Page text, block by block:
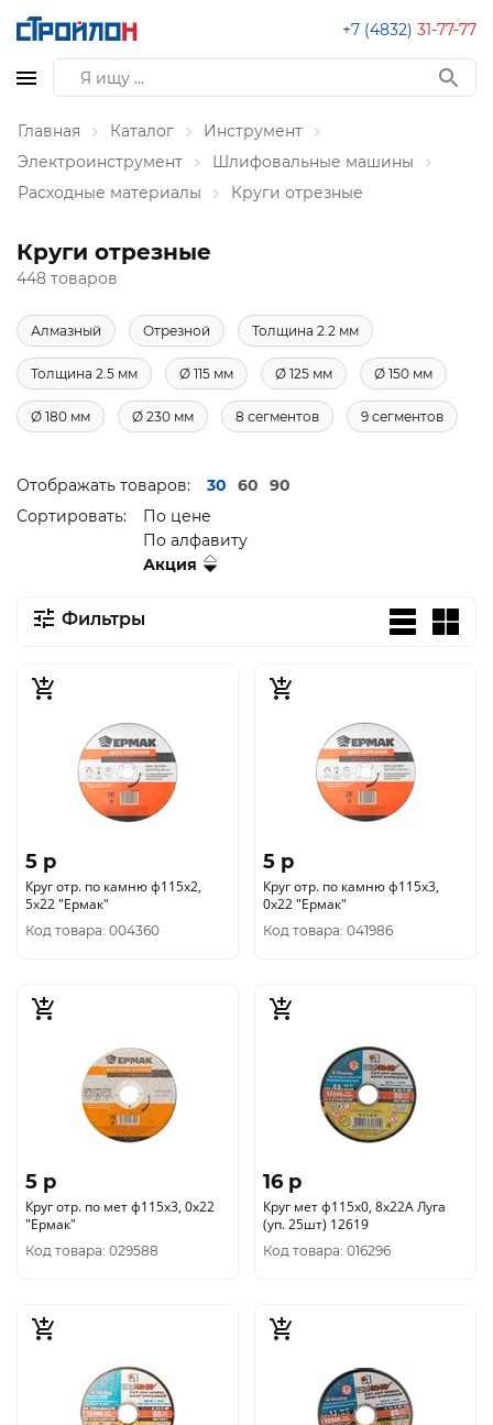
+7 (4832) 31-77-77
Главная Каталог
Инструмент
Электроинструмент
Шлифовальные машины
Расходные материалы
Круги отрезные
Круги отрезные
448 товаров
Алмазный Отрезной Толщина 2.2 мм
Толщина 2.5 мм Ø 115 мм Ø 125 мм Ø 150 мм
Ø 180 мм Ø 230 мм 8 сегментов 9 сегментов
Отображать товаров: 30 60
90
Сортировать:
По цене
По алфавиту
Акция
Фильтры
5 p
Круг отр. по камню ф115х2,
5х22 "Ермак"
Код товара: 004360
5 p
Круг отр. по камню ф115х3,
0х22 "Ермак"
Код товара: 041986
5 p
Круг отр. по мет ф115х3, 0х22
"Ермак"
Код товара: 029588
16 p
Круг мет ф115х0, 8х22А Луга
(уп. 25шт) 12619
Код товара: 016296